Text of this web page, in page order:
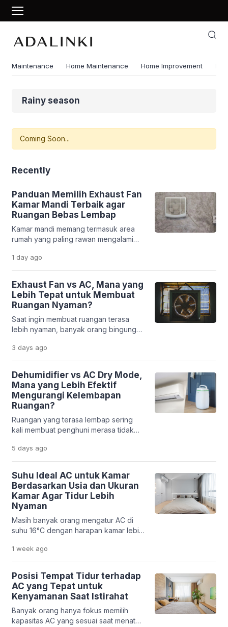
Maintenance Home Maintenance Home Improvement
Rainy season
Coming Soon...
Recently
Panduan Memilih Exhaust Fan
Kamar Mandi Terbaik agar
Ruangan Bebas Lembap
Kamar mandi memang termasuk area
rumah yang paling rawan mengalami
dengan air hangat, percikan air ke
sana-sini, ditambah minimnya sirkulasi
udara, membuat uap air gampang
terjebak di dalam ruangan. Kalau
dibiarkan berlarut-larut, hal ini bisa
memicu munculnya jamur, bau tidak
sedap, cat yang mengelupas, bahkan
sampai kerusakan pada plafon dan
1 day ago
Exhaust Fan vs AC, Mana yang
Lebih Tepat untuk Membuat
Ruangan Nyaman?
Saat ingin membuat ruangan terasa
lebih nyaman, banyak orang bingung
atau AC. Keduanya memang sama-
sama berhubungan dengan kualitas
udara di dalam ruangan, tetapi memiliki
fungsi yang sangat berbeda. Sebagian
orang mengira exhaust fan bisa
mendinginkan ruangan seperti AC.
Sebaliknya, ada pula yang
beranggapan AC sudah cukup untuk
menjaga sirkulasi udara […]
3 days ago
Dehumidifier vs AC Dry Mode,
Mana yang Lebih Efektif
Mengurangi Kelembapan
Ruangan?
Ruangan yang terasa lembap sering
kali membuat penghuni merasa tidak
apek lebih mudah muncul, bahkan
jamur dapat tumbuh pada dinding,
furnitur, atau pakaian. Kondisi ini
membuat banyak orang berpikir bahwa
membeli dehumidifier adalah satu-
satunya solusi. Padahal, sebagian
besar AC modern sudah dilengkapi
mode dry yang dirancang untuk
membantu menurunkan kadar […]
5 days ago
Suhu Ideal AC untuk Kamar
Berdasarkan Usia dan Ukuran
Kamar Agar Tidur Lebih
Nyaman
Masih banyak orang mengatur AC di
suhu 16°C dengan harapan kamar lebih
yang terlalu rendah belum tentu
membuat tubuh lebih nyaman. Udara
yang terlalu dingin dapat
menyebabkan tenggorokan terasa
kering, kualitas tidur menurun, hingga
konsumsi listrik menjadi lebih tinggi.
Menentukan suhu ideal AC untuk kamar
sebaiknya tidak hanya berdasarkan
1 week ago
Posisi Tempat Tidur terhadap
AC yang Tepat untuk
Kenyamanan Saat Istirahat
Banyak orang hanya fokus memilih
kapasitas AC yang sesuai saat menata